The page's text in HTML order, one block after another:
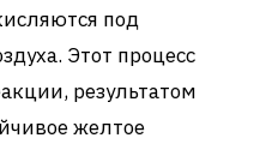
под
Этот процесс
результатом
желтое